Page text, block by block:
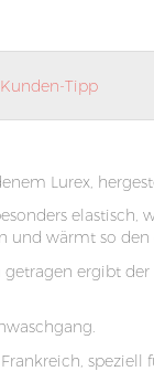
Kunden-Tipp
Lurex,
und wärmt so den
ergibt
speziell